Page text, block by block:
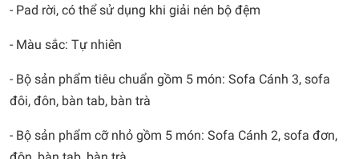
- Pad rời, có thể sử dụng khi giải nén bộ đệm
- Màu sắc: Tự nhiên
- Bộ sản phẩm tiêu chuẩn gồm 5 món: Sofa Cánh 3, sofa
đôi, đôn, bàn tab, bàn trà
- Bộ sản phẩm cỡ nhỏ gồm 5 món: Sofa Cánh 2, sofa đơn,